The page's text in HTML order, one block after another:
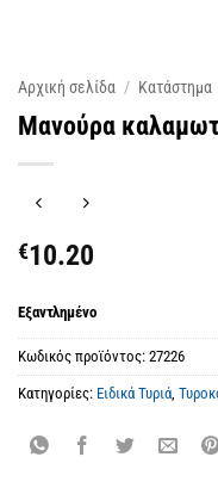
Αρχική σελίδα / Κατάστημα
Μανούρα
€10.20
Εξαντλημένο
Κωδικός προϊόντος: 27226
Κατηγορίες: Ειδικά Τυριά,